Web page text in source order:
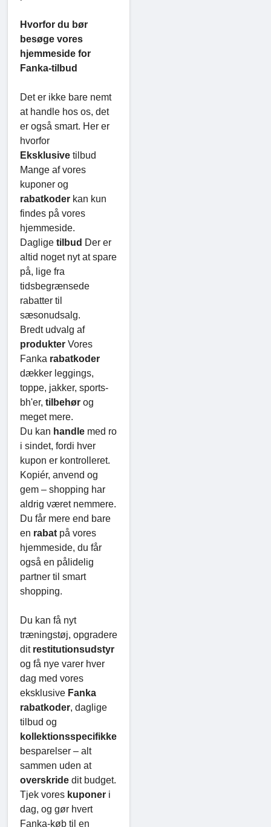
Hvorfor du bør
besøge vores
hjemmeside for
Fanka-tilbud
Det er ikke bare nemt
at handle hos os, det
er også smart. Her er
hvorfor
Eksklusive tilbud
Mange af vores
kuponer og
rabatkoder kan kun
findes på vores
hjemmeside.
Daglige tilbud Der er
altid noget nyt at spare
på, lige fra
tidsbegrænsede
rabatter til
sæsonudsalg.
Bredt udvalg af
produkter Vores
Fanka rabatkoder
dækker leggings,
toppe, jakker, sports-
bh'er, tilbehør og
meget mere.
Du kan handle med ro
i sindet, fordi hver
kupon er kontrolleret.
Kopiér, anvend og
gem – shopping har
aldrig været nemmere.
Du får mere end bare
en rabat på vores
hjemmeside, du får
også en pålidelig
partner til smart
shopping.
Du kan få nyt
træningstøj, opgradere
dit restitutionsudstyr
og få nye varer hver
dag med vores
eksklusive Fanka
rabatkoder, daglige
tilbud og
kollektionsspecifikke
besparelser – alt
sammen uden at
overskride dit budget.
Tjek vores kuponer i
dag, og gør hvert
Fanka-køb til en